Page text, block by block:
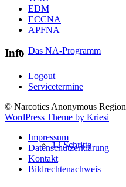
Das NA-Programm
12 Schritte
EDM
ECCNA
APFNA
Info
Logout
Servicetermine
© Narcotics Anonymous
WordPress Theme by Kriesi
Impressum
Datenschutzerklärung
Kontakt
Bildrechtenachweis